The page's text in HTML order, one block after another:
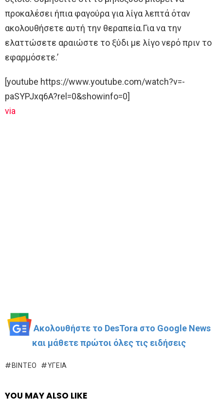
προκαλέσει ήπια φαγούρα για λίγα λεπτά όταν
ακολουθήσετε αυτή την θεραπεία.Για να την
ελαττώσετε αραιώστε το ξύδι με λίγο νερό πριν το
εφαρμόσετε.’
[youtube https://www.youtube.com/watch?v=-
paSYPJxq6A?rel=0&showinfo=0]
via
Ακολουθήστε το DesTora στο Google News
και μάθετε πρώτοι όλες τις ειδήσεις
ΒΊΝΤΕΟ ΥΓΕΊΑ
YOU MAY ALSO LIKE